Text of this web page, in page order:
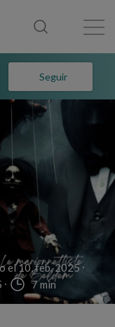
Seguir
el 10, feb, 2025
7 min